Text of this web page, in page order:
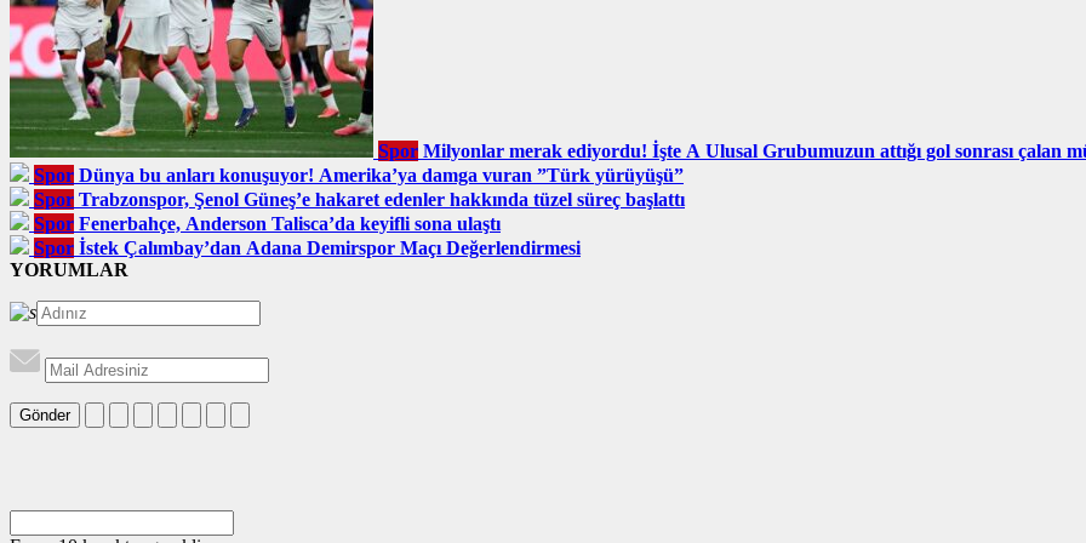
Spor Milyonlar merak ediyordu! İşte A Ulusal Grubumuzun attığı gol sonrası çalan
Spor Dünya bu anları konuşuyor! Amerika’ya damga vuran ”Türk yürüyüşü”
Spor Trabzonspor, Şenol Güneş’e hakaret edenler hakkında tüzel süreç başlattı
Spor Fenerbahçe, Anderson Talisca’da keyifli sona ulaştı
Spor İstek Çalımbay’dan Adana Demirspor Maçı Değerlendirmesi
YORUMLAR
Gönder